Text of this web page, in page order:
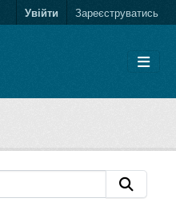
Увійти Зареєструватись